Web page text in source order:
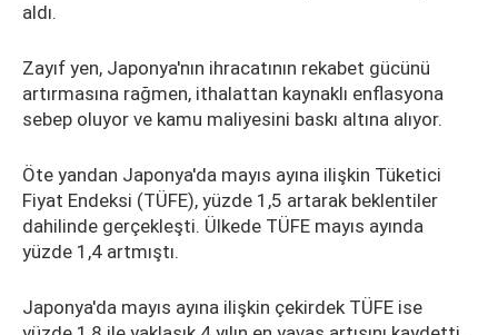
aldı.
Zayıf yen, Japonya'nın ihracatının rekabet gücünü
artırmasına rağmen, ithalattan kaynaklı enflasyona
sebep oluyor ve kamu maliyesini baskı altına alıyor.
Öte yandan Japonya'da mayıs ayına ilişkin Tüketici
Fiyat Endeksi (TÜFE), yüzde 1,5 artarak beklentiler
dahilinde gerçekleşti. Ülkede TÜFE mayıs ayında
yüzde 1,4 artmıştı.
Japonya'da mayıs ayına ilişkin çekirdek TÜFE ise